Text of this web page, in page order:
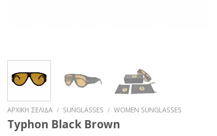
ΑΡΧΙΚΉ ΣΕΛΊΔΑ / SUNGLASSES / WOMEN SUNGLASSES
Typhon Black Brown